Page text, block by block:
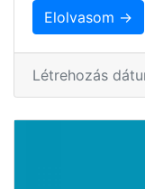
Elolvasom →
Létrehozás